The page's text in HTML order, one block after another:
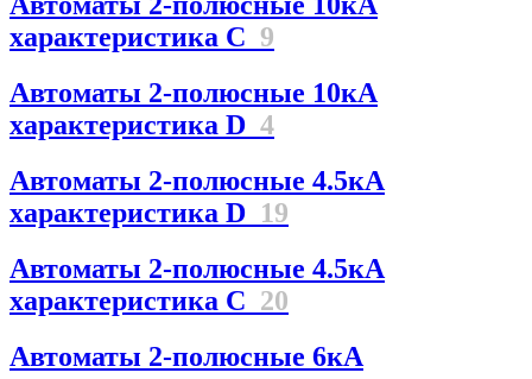
характеристика C 9
Автоматы 2-полюсные 10кА
характеристика D 4
Автоматы 2-полюсные 4.5кА
характеристика D 19
Автоматы 2-полюсные 4.5кА
характеристика С 20
Автоматы 2-полюсные 6кА